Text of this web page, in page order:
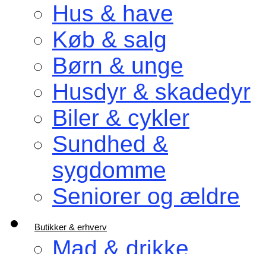
Hus & have
Køb & salg
Børn & unge
Husdyr & skadedyr
Biler & cykler
Sundhed &
sygdomme
Seniorer og ældre
Butikker & erhverv
Mad & drikke